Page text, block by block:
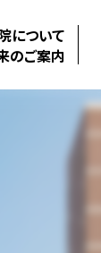
について
のご案内